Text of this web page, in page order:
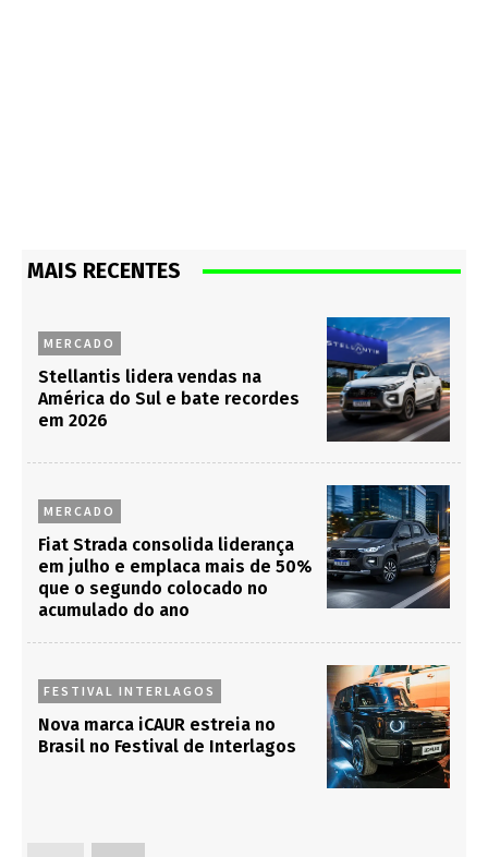
MAIS RECENTES
MERCADO
Stellantis lidera vendas na
América do Sul e bate recordes
em 2026
MERCADO
Fiat Strada consolida liderança
em julho e emplaca mais de 50%
que o segundo colocado no
acumulado do ano
FESTIVAL INTERLAGOS
Nova marca iCAUR estreia no
Brasil no Festival de Interlagos